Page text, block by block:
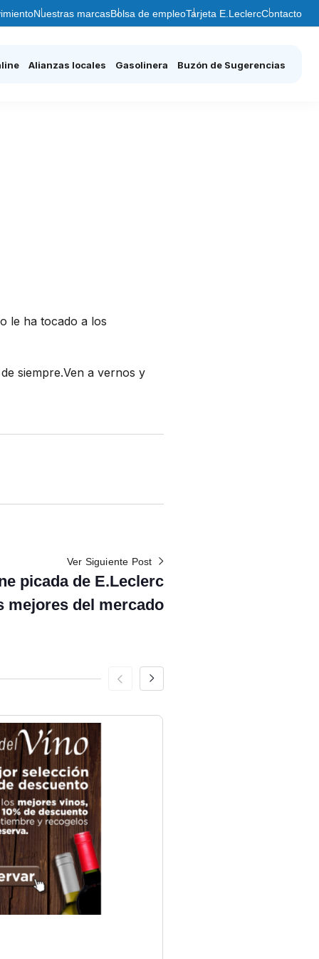
Nuestras marcasBolsa de empleoTarjeta E.LeclercContacto
Alianzas locales Gasolinera Buzón de Sugerencias
le ha tocado a los
siempre.Ven a vernos y
Ver Siguiente Post
picada de E.Leclerc
mejores del mercado